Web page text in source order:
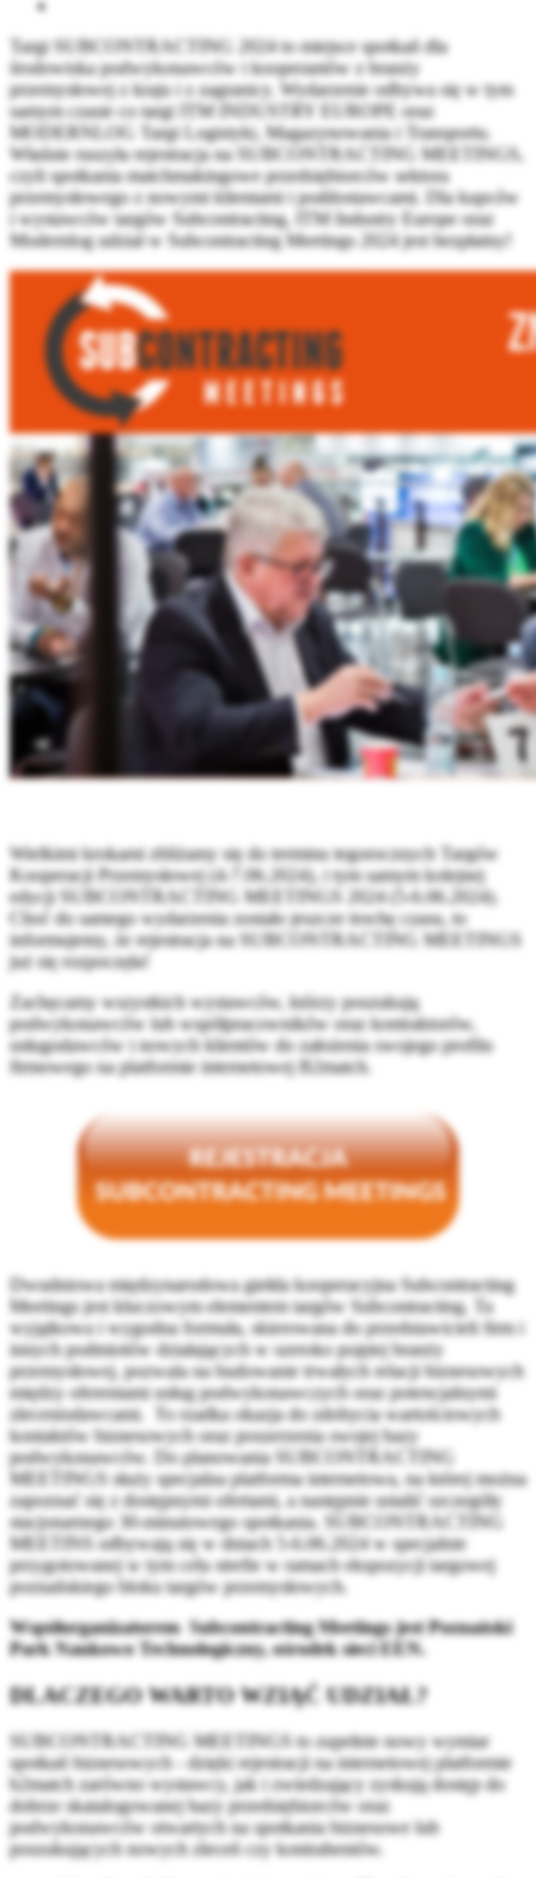
Targi SUBCONTRACTING 2024 to miejsce spotkań dla
środowiska podwykonawców i kooperantów z branży
przemysłowej z kraju i z zagranicy. Wydarzenie odbywa się w tym
samym czasie co targi ITM INDUSTRY EUROPE oraz
MODERNLOG Targi Logistyki, Magazynowania i Transportu.
Właśnie ruszyła rejestracja na SUBCONTRACTING MEETINGS,
czyli spotkania matchmakingowe przedsiębiorców sektora
przemysłowego z nowymi klientami i poddostawcami. Dla kupców
i wystawców targów Subcontracting, ITM Industry Europe oraz
Modernlog udział w Subcontracting Meetings 2024 jest bezpłatny!
Wielkimi krokami zbliżamy się do terminu tegorocznych Targów
Kooperacji Przemysłowej (4-7.06.2024), i tym samym kolejnej
edycji SUBCONTRACTING MEETINGS 2024 (5-6.06.2024).
Choć do samego wydarzenia zostało jeszcze trochę czasu, to
informujemy, że rejestracja na SUBCONTRACTING MEETINGS
już się rozpoczęła!
Zachęcamy wszystkich wystawców, którzy poszukują
podwykonawców lub współpracowników oraz kontraktorów,
usługodawców i nowych klientów do założenia swojego profilu
firmowego na platformie internetowej B2match.
Dwudniowa międzynarodowa giełda kooperacyjna Subcontracting
Meetings jest kluczowym elementem targów Subcontracting. Ta
wyjątkowa i wygodna formuła, skierowana do przedstawicieli firm i
innych podmiotów działających w szeroko pojętej branży
przemysłowej, pozwala na budowanie trwałych relacji biznesowych
między oferentami usług podwykonawczych oraz potencjalnymi
zleceniodawcami. To rzadka okazja do zdobycia wartościowych
kontaktów biznesowych oraz poszerzenia swojej bazy
podwykonawców. Do planowania SUBCONTRACTING
MEETINGS służy specjalna platforma internetowa, na której można
zapoznać się z dostępnymi ofertami, a następnie ustalić szczegóły
stacjonarnego 30-minutowego spotkania. SUBCONTRACTING
MEETINS odbywają się w dniach 5-6.06.2024 w specjalnie
przygotowanej w tym celu strefie w ramach ekspozycji targowej
poznańskiego bloku targów przemysłowych.
Współorganizatorem Subcontracting Meetings jest Poznański
Park Naukowo Technologiczny, ośrodek sieci EEN.
DLACZEGO WARTO WZIĄĆ UDZIAŁ?
SUBCONTRACTING MEETINGS to zupełnie nowy wymiar
spotkań biznesowych - dzięki rejestracji na internetowej platformie
b2match zarówno wystawcy, jak i zwiedzający zyskują dostęp do
dobrze skatalogowanej bazy przedsiębiorców oraz
podwykonawców otwartych na spotkania biznesowe lub
poszukujących nowych zleceń czy kontrahentów.